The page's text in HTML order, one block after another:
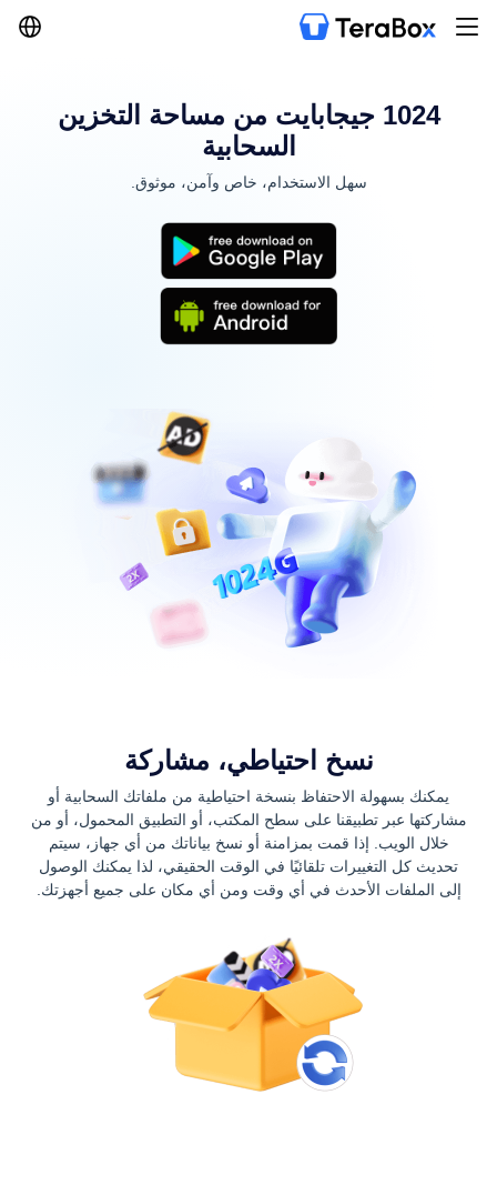
1024 جيجابايت من مساحة التخزين
السحابية
سهل الاستخدام، خاص وآمن، موثوق.
نسخ احتياطي، مشاركة
يمكنك بسهولة الاحتفاظ بنسخة احتياطية من ملفاتك السحابية أو
مشاركتها عبر تطبيقنا على سطح المكتب، أو التطبيق المحمول، أو من
خلال الويب. إذا قمت بمزامنة أو نسخ بياناتك من أي جهاز، سيتم
تحديث كل التغييرات تلقائيًا في الوقت الحقيقي، لذا يمكنك الوصول
إلى الملفات الأحدث في أي وقت ومن أي مكان على جميع أجهزتك.